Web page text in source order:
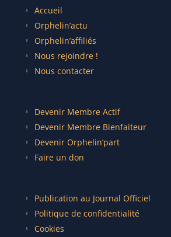
Accueil
Orphelin’actu
Orphelin’affiliés
Nous rejoindre !
Nous contacter
Devenir Membre Actif
Devenir Membre Bienfaiteur
Devenir Orphelin’part
Faire un don
Publication au Journal Officiel
Politique de confidentialité
Cookies